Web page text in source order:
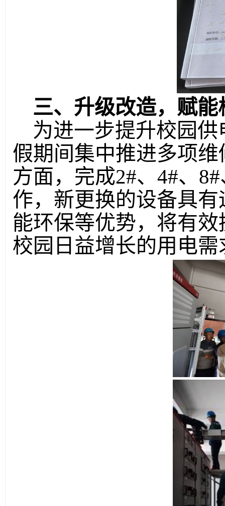
三、升级改造，赋能
为进一步提升校园
假期间集中推进多项
方面，完成2#、4#、
作，新更换的设备具
能环保等优势，将有
校园日益增长的用电